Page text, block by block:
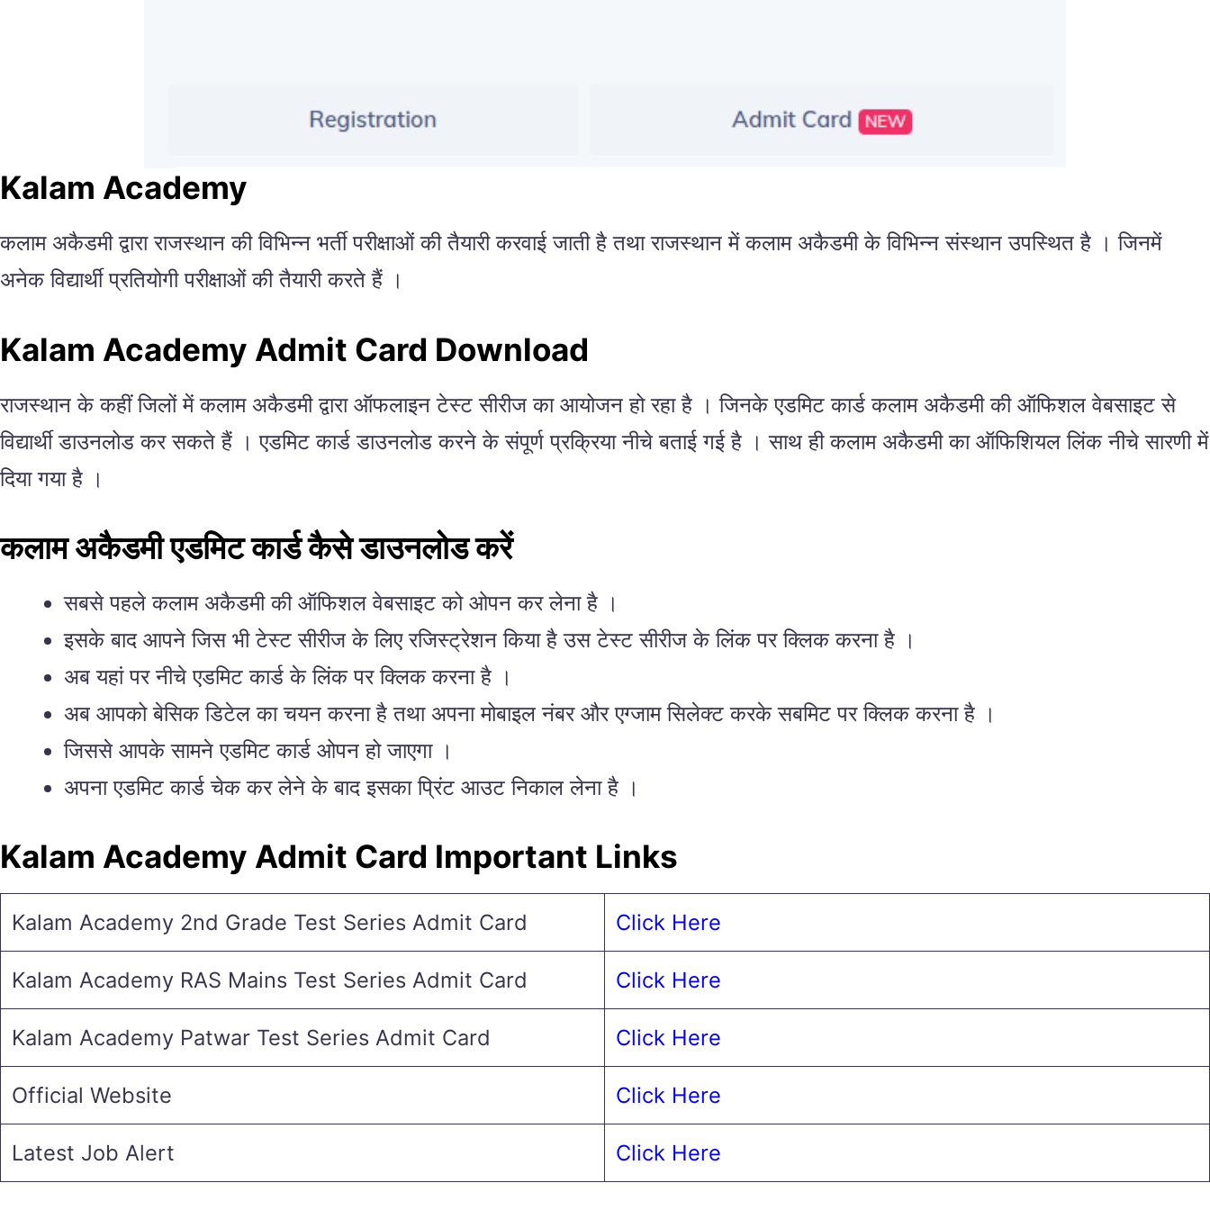
Kalam Academy
कलाम अकैडमी द्वारा राजस्थान की विभिन्न भर्ती परीक्षाओं की तैयारी करवाई जाती है तथा राजस्थान में कलाम अकैडमी के विभिन्न संस्थान उपस्थित है । जिनमें
अनेक विद्यार्थी प्रतियोगी परीक्षाओं की तैयारी करते हैं ।
Kalam Academy Admit Card Download
राजस्थान के कहीं जिलों में कलाम अकैडमी द्वारा ऑफलाइन टेस्ट सीरीज का आयोजन हो रहा है । जिनके एडमिट कार्ड कलाम अकैडमी की ऑफिशल वेबसाइट से
विद्यार्थी डाउनलोड कर सकते हैं । एडमिट कार्ड डाउनलोड करने के संपूर्ण प्रक्रिया नीचे बताई गई है । साथ ही कलाम अकैडमी का ऑफिशियल लिंक नीचे सारणी में
दिया गया है ।
कलाम अकैडमी एडमिट कार्ड कैसे डाउनलोड करें
सबसे पहले कलाम अकैडमी की ऑफिशल वेबसाइट को ओपन कर लेना है ।
इसके बाद आपने जिस भी टेस्ट सीरीज के लिए रजिस्ट्रेशन किया है उस टेस्ट सीरीज के लिंक पर क्लिक करना है ।
अब यहां पर नीचे एडमिट कार्ड के लिंक पर क्लिक करना है ।
अब आपको बेसिक डिटेल का चयन करना है तथा अपना मोबाइल नंबर और एग्जाम सिलेक्ट करके सबमिट पर क्लिक करना है ।
जिससे आपके सामने एडमिट कार्ड ओपन हो जाएगा ।
अपना एडमिट कार्ड चेक कर लेने के बाद इसका प्रिंट आउट निकाल लेना है ।
Kalam Academy Admit Card Important Links
Kalam Academy 2nd Grade Test Series Admit Card Click Here
Kalam Academy RAS Mains Test Series Admit Card Click Here
Kalam Academy Patwar Test Series Admit Card Click Here
Official Website Click Here
Latest Job Alert Click Here